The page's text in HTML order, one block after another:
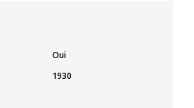
Oui
1930